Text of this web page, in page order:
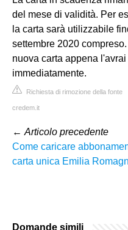
del mese di validità. Per
la carta sarà utilizzabile
settembre 2020
nuova carta appena
immediatamente.
Richiesta di rimozione della fonte
credem.it
← Articolo precedente
Come caricare
carta unica Emilia
Domande simili